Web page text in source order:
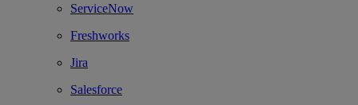
ServiceNow
Freshworks
Jira
Salesforce